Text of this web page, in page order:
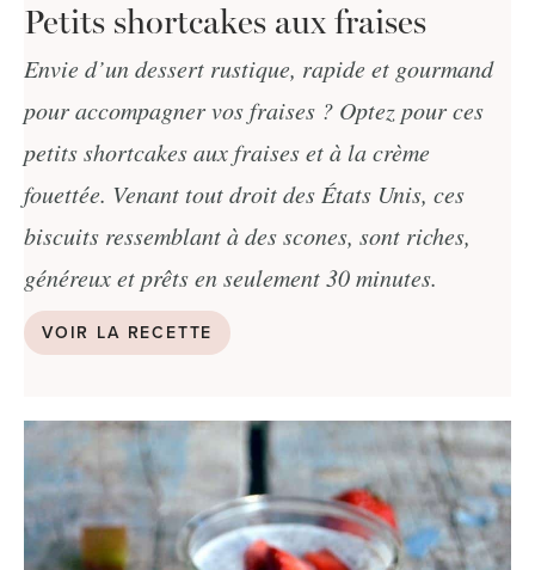
Petits shortcakes aux fraises
Envie d’un dessert rustique, rapide et gourmand
pour accompagner vos fraises ? Optez pour ces
petits shortcakes aux fraises et à la crème
fouettée. Venant tout droit des États Unis, ces
biscuits ressemblant à des scones, sont riches,
généreux et prêts en seulement 30 minutes.
VOIR LA RECETTE